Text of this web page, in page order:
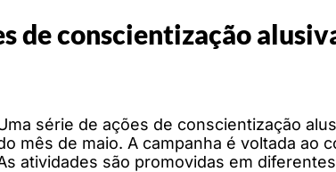
de conscientização
série de ações de conscientização
mês de maio. A campanha é voltada ao
atividades são promovidas em